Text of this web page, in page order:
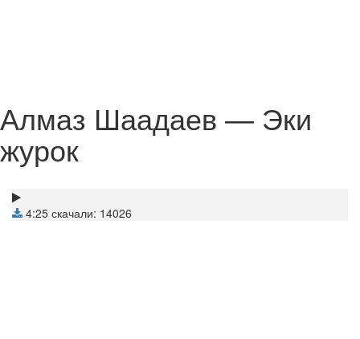
Алмаз Шаадаев — Эки
журок
4:25 скачали: 14026